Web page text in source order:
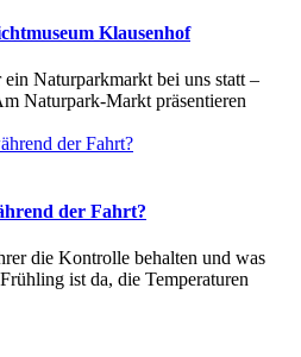
Klausenhof
Naturparkmarkt bei uns statt –
Naturpark-Markt präsentieren
der Fahrt?
die Kontrolle behalten und was
ist da, die Temperaturen